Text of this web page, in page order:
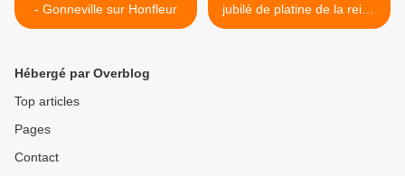
- Gonneville sur Honfleur
jubilé de platine de la reine
Elisabeth II ) >
Hébergé par Overblog
Top articles
Pages
Contact